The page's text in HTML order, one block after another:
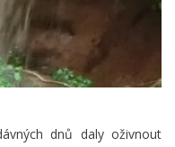
dnů daly oživnout